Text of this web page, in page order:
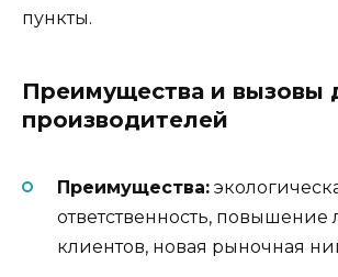
пункты.
Преимущества и вызовы
производителей
Преимущества:
ответственность, повышение
клиентов, новая рыночная